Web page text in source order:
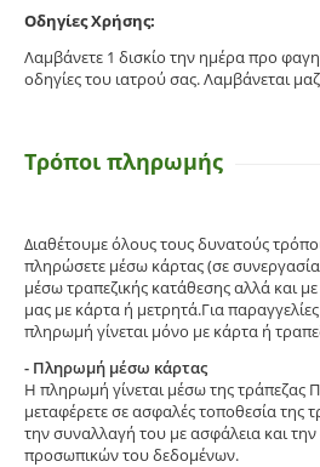
Οδηγίες Χρήσης:
Λαμβάνετε 1 δισκίο την ημέρα προ
οδηγίες του ιατρού σας. Λαμβάνεται
Τρόποι πληρωμής
Διαθέτουμε όλους τους δυνατούς
πληρώσετε μέσω κάρτας (σε
μέσω τραπεζικής κατάθεσης αλλά και
μας με κάρτα ή μετρητά.Για
πληρωμή γίνεται μόνο με κάρτα ή
- Πληρωμή μέσω κάρτας
Η πληρωμή γίνεται μέσω της τράπεζας
μεταφέρετε σε ασφαλές τοποθεσία της
την συναλλαγή του με ασφάλεια και
προσωπικών του δεδομένων.